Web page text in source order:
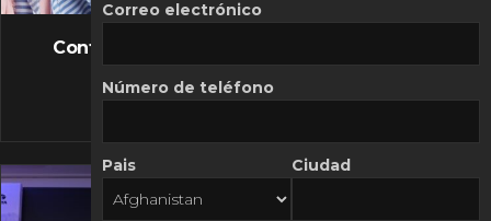
FLASH NEWS
Controversia de Mercado Libre por costos
10 MARZO, 2026
Correo electrónico
Número de teléfono
Pais Ciudad